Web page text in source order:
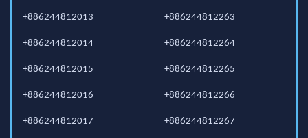
+886244812013
+886244812014
+886244812015
+886244812016
+886244812017
+886244812263
+886244812264
+886244812265
+886244812266
+886244812267